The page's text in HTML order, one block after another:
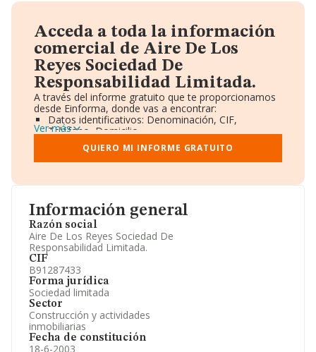
Información general
Razón social
Aire De Los Reyes Sociedad De
Responsabilidad Limitada.
CIF
B91287433
Forma jurídica
Sociedad limitada
Sector
Construcción y actividades
inmobiliarias
Fecha de constitución
18-6-2003
Acceda a toda la información
comercial de Aire De Los
Reyes Sociedad De
Responsabilidad Limitada.
A través del informe gratuito que te proporcionamos
desde Einforma, donde vas a encontrar:
Datos identificativos: Denominación, CIF,
Teléfono, Domicilio.
Informe Mercantil Completo (BORME).
Gráficos de Evolución Ventas y Empleados.
Consejo de Administración y Administradores.
Accionistas.
Artículos de prensa publicados sobre la empresa.
Información oficial y registral complementaria.
Ver más
QUIERO MI INFORME GRATUITO